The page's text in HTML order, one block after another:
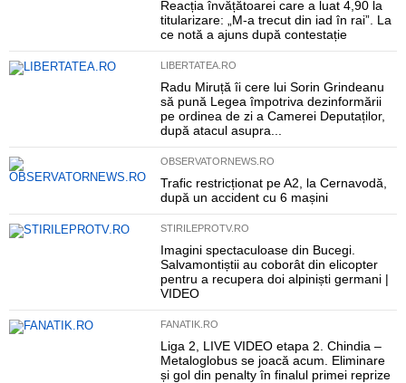
Reacția învățătoarei care a luat 4,90 la
titularizare: „M-a trecut din iad în rai”. La
ce notă a ajuns după contestație
LIBERTATEA.RO
Radu Miruță îi cere lui Sorin Grindeanu
să pună Legea împotriva dezinformării
pe ordinea de zi a Camerei Deputaților,
după atacul asupra...
OBSERVATORNEWS.RO
Trafic restricționat pe A2, la Cernavodă,
după un accident cu 6 mașini
STIRILEPROTV.RO
Imagini spectaculoase din Bucegi.
Salvamontiștii au coborât din elicopter
pentru a recupera doi alpiniști germani |
VIDEO
FANATIK.RO
Liga 2, LIVE VIDEO etapa 2. Chindia –
Metaloglobus se joacă acum. Eliminare
și gol din penalty în finalul primei reprize